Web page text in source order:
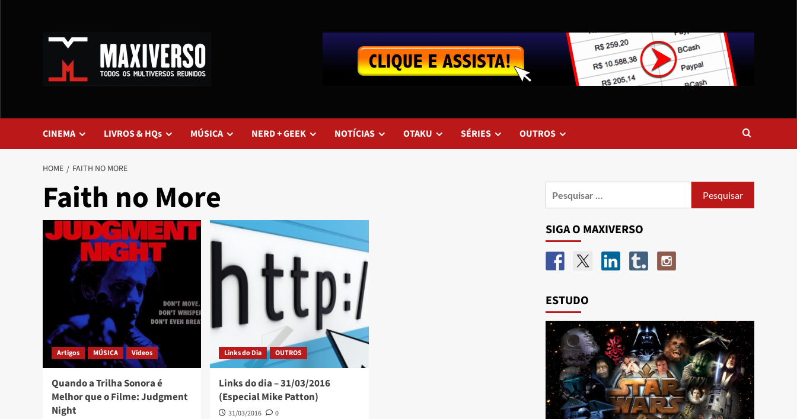
CINEMA LIVROS & HQs MÚSICA NERD + GEEK NOTÍCIAS OTAKU SÉRIES OUTROS
HOME FAITH NO MORE
Faith no More
Artigos MÚSICA Vídeos
Quando a Trilha Sonora é
Melhor que o Filme: Judgment
Night
Links do Dia OUTROS
Links do dia – 31/03/2016
(Especial Mike Patton)
31/03/2016
0
SIGA O MAXIVERSO
ESTUDO